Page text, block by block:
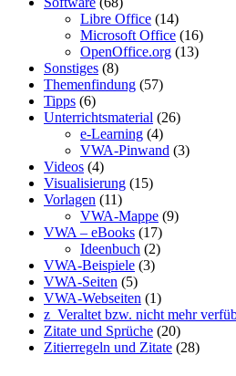
Libre Office (14)
Microsoft Office (16)
OpenOffice.org (13)
Sonstiges (8)
Themenfindung (57)
Tipps (6)
Unterrichtsmaterial (26)
e-Learning (4)
VWA-Pinwand (3)
Videos (4)
Visualisierung (15)
Vorlagen (11)
VWA-Mappe (9)
VWA – eBooks (17)
Ideenbuch (2)
VWA-Beispiele (3)
VWA-Seiten (5)
VWA-Webseiten (1)
z_Veraltet bzw. nicht mehr
Zitate und Sprüche (20)
Zitierregeln und Zitate (28)